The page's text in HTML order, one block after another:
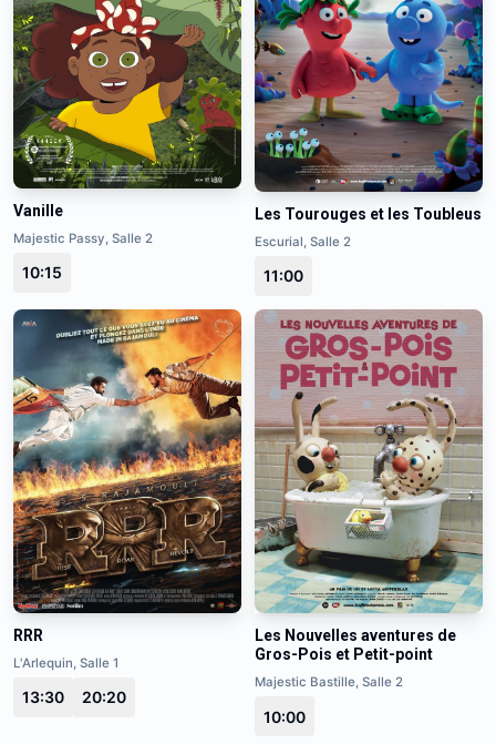
Vanille
Majestic Passy, Salle 2
10:15
Les Tourouges et les Toubleus
Escurial, Salle 2
11:00
RRR
L'Arlequin, Salle 1
13:30 20:20
Les Nouvelles aventures de
Gros-Pois et Petit-point
Majestic Bastille, Salle 2
10:00